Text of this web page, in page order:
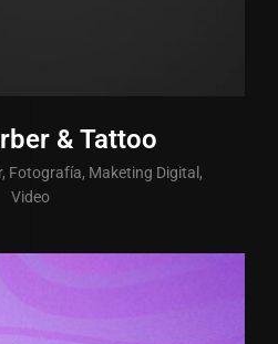
& Tattoo
Fotografía, Maketing Digital,
Video